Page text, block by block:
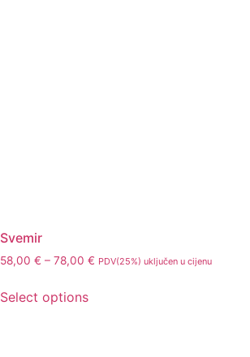
Svemir
58,00 € – 78,00 € PDV(25%) uključen u cijenu
Select options